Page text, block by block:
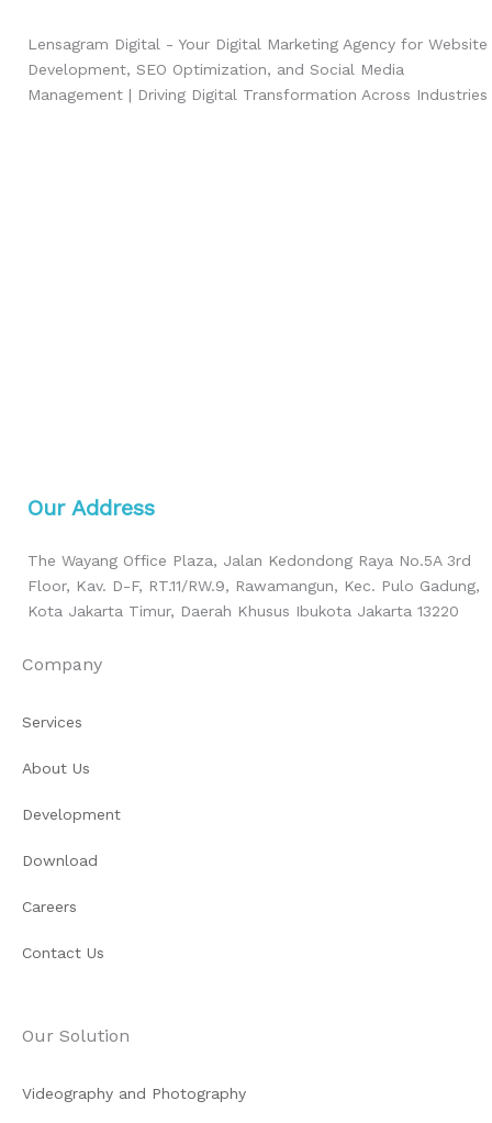
Lensagram Digital - Your Digital Marketing Agency for Website
Development, SEO Optimization, and Social Media
Management | Driving Digital Transformation Across Industries
Our Address
The Wayang Office Plaza, Jalan Kedondong Raya No.5A 3rd
Floor, Kav. D-F, RT.11/RW.9, Rawamangun, Kec. Pulo Gadung,
Kota Jakarta Timur, Daerah Khusus Ibukota Jakarta 13220
Company
Services
About Us
Development
Download
Careers
Contact Us
Our Solution
Videography and Photography